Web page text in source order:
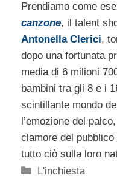
Prendiamo come
canzone, il talent
Antonella Clerici,
dopo una fortunata
media di 6 milioni
bambini tra gli 8 e i
scintillante mondo
l’emozione del
clamore del
tutto ciò sulla loro
Categorie
L'inchiesta